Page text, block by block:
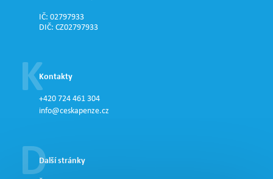
IČ: 02797933
DIČ: CZ02797933
Kontakty
+420 724 461 304
info@ceskapenze.cz
Další stránky